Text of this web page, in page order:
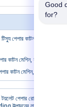
পেপার কাটন মেশিন মুখের
কাটন মেশিন, কাগজ রোল কাটন
কাটন মেশিন, স্বয়ংক্রিয়
পেপার রোল মেকিং
Good
for?